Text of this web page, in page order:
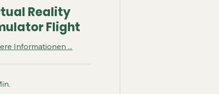
Reality
Flight
Informationen ...